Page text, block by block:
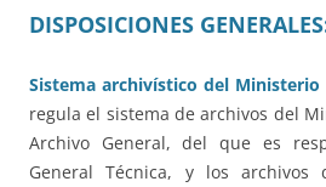
DISPOSICIONES
Sistema archivístico del Ministerio
regula el sistema de archivos del
Archivo General, del que es
General Técnica, y los archivos